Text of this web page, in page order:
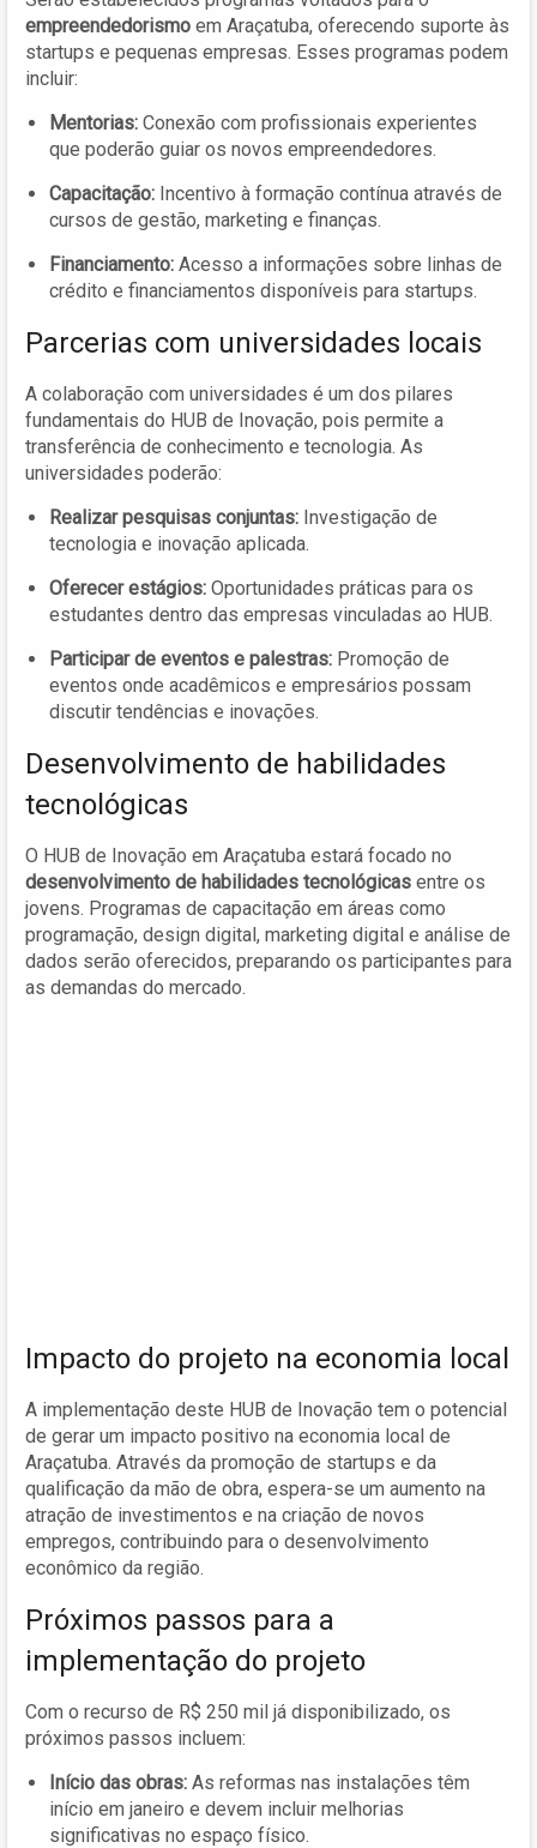
empreendedorismo em Araçatuba, oferecendo suporte às
startups e pequenas empresas. Esses programas podem
incluir:
Mentorias: Conexão com profissionais experientes
que poderão guiar os novos empreendedores.
Capacitação: Incentivo à formação contínua através de
cursos de gestão, marketing e finanças.
Financiamento: Acesso a informações sobre linhas de
crédito e financiamentos disponíveis para startups.
Parcerias com universidades locais
A colaboração com universidades é um dos pilares
fundamentais do HUB de Inovação, pois permite a
transferência de conhecimento e tecnologia. As
universidades poderão:
Realizar pesquisas conjuntas: Investigação de
tecnologia e inovação aplicada.
Oferecer estágios: Oportunidades práticas para os
estudantes dentro das empresas vinculadas ao HUB.
Participar de eventos e palestras: Promoção de
eventos onde acadêmicos e empresários possam
discutir tendências e inovações.
Desenvolvimento de habilidades
tecnológicas
O HUB de Inovação em Araçatuba estará focado no
desenvolvimento de habilidades tecnológicas entre os
jovens. Programas de capacitação em áreas como
programação, design digital, marketing digital e análise de
dados serão oferecidos, preparando os participantes para
as demandas do mercado.
Impacto do projeto na economia local
A implementação deste HUB de Inovação tem o potencial
de gerar um impacto positivo na economia local de
Araçatuba. Através da promoção de startups e da
qualificação da mão de obra, espera-se um aumento na
atração de investimentos e na criação de novos
empregos, contribuindo para o desenvolvimento
econômico da região.
Próximos passos para a
implementação do projeto
Com o recurso de R$ 250 mil já disponibilizado, os
próximos passos incluem:
Início das obras: As reformas nas instalações têm
início em janeiro e devem incluir melhorias
significativas no espaço físico.